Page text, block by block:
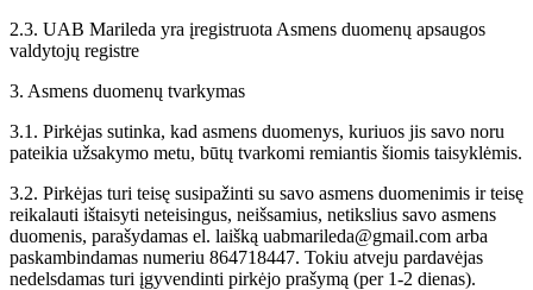
2.3. UAB Marileda yra įregistruota Asmens duomenų apsaugos
valdytojų registre
3. Asmens duomenų tvarkymas
3.1. Pirkėjas sutinka, kad asmens duomenys, kuriuos jis savo noru
pateikia užsakymo metu, būtų tvarkomi remiantis šiomis taisyklėmis.
3.2. Pirkėjas turi teisę susipažinti su savo asmens duomenimis ir teisę
reikalauti ištaisyti neteisingus, neišsamius, netikslius savo asmens
duomenis, parašydamas el. laišką uabmarileda@gmail.com arba
paskambindamas numeriu 864718447. Tokiu atveju pardavėjas
nedelsdamas turi įgyvendinti pirkėjo prašymą (per 1-2 dienas).